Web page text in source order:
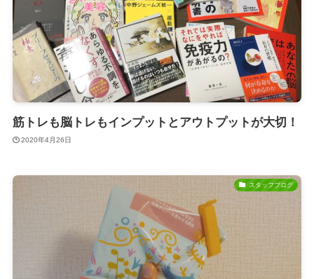
筋トレも脳トレもインプットとアウトプットが大切！
2020年4月26日
スタッフブログ